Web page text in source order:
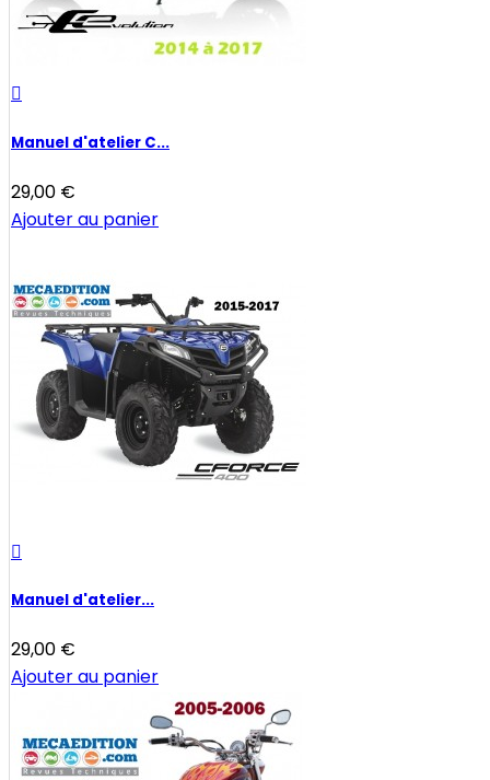

Manuel d'atelier C...
29,00 €
Ajouter au panier

Manuel d'atelier...
29,00 €
Ajouter au panier